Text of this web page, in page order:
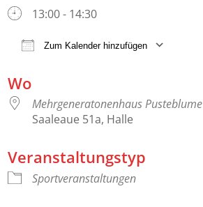
13:00 - 14:30
Zum Kalender hinzufügen
Wo
Mehrgeneratonenhaus Pusteblume
Saaleaue 51a, Halle
Veranstaltungstyp
Sportveranstaltungen